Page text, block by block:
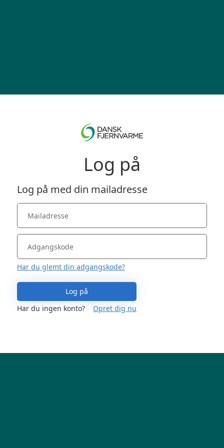
Log på
Log på med din mailadresse
Har du glemt din adgangskode?
Log på
Har du ingen konto?
Opret dig nu